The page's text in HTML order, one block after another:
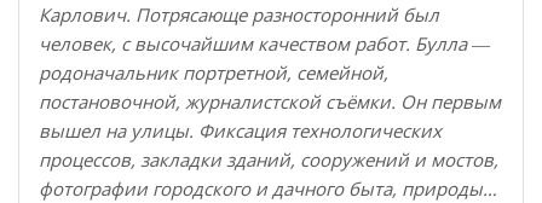
Карлович. Потрясающе разносторонний был
человек, с высочайшим качеством работ. Булла ―
родоначальник портретной, семейной,
постановочной, журналистской съёмки. Он первым
вышел на улицы. Фиксация технологических
процессов, закладки зданий, сооружений и мостов,
фотографии городского и дачного быта, природы…